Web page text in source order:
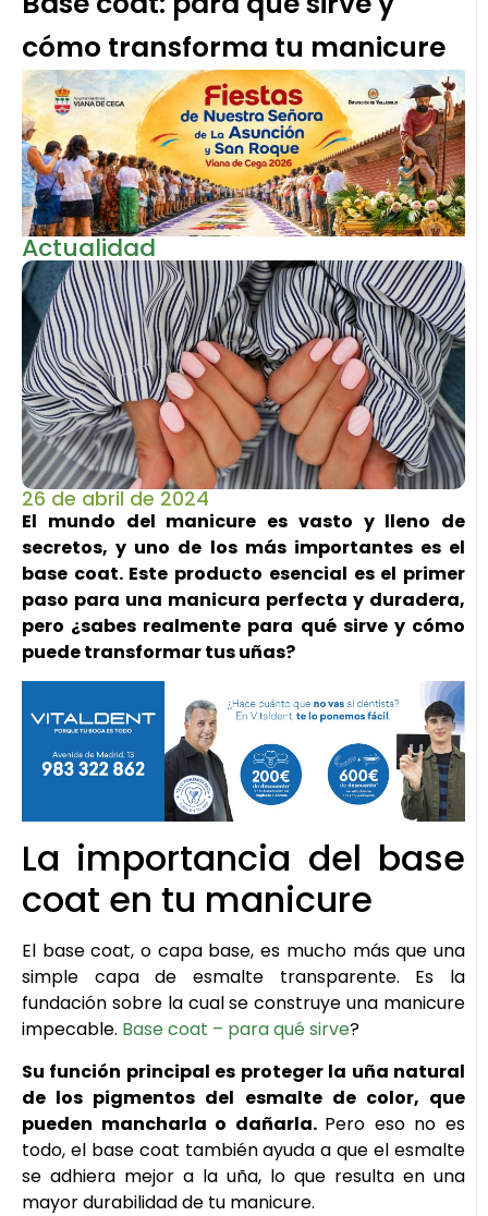
cómo transforma tu manicure
Actualidad
26 de abril de 2024
El mundo del manicure es vasto y lleno de
secretos, y uno de los más importantes es el
base coat. Este producto esencial es el primer
paso para una manicura perfecta y duradera,
pero ¿sabes realmente para qué sirve y cómo
puede transformar tus uñas?
La importancia del base
coat en tu manicure
El base coat, o capa base, es mucho más que una
simple capa de esmalte transparente. Es la
fundación sobre la cual se construye una manicure
impecable. Base coat – para qué sirve?
Su función principal es proteger la uña natural
de los pigmentos del esmalte de color, que
pueden mancharla o dañarla. Pero eso no es
todo, el base coat también ayuda a que el esmalte
se adhiera mejor a la uña, lo que resulta en una
mayor durabilidad de tu manicure.